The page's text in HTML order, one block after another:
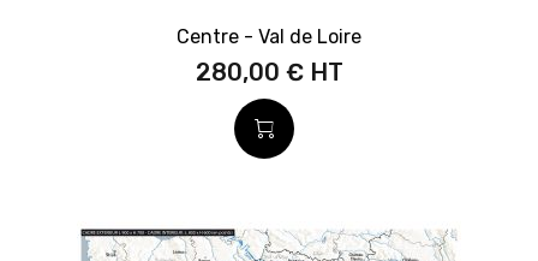
Centre - Val de Loire
280,00 €